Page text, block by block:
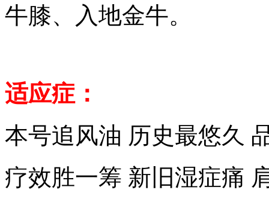
牛膝、入地金牛。
适应症：
本号追风油 历史最悠久
疗效胜一筹 新旧湿症痛